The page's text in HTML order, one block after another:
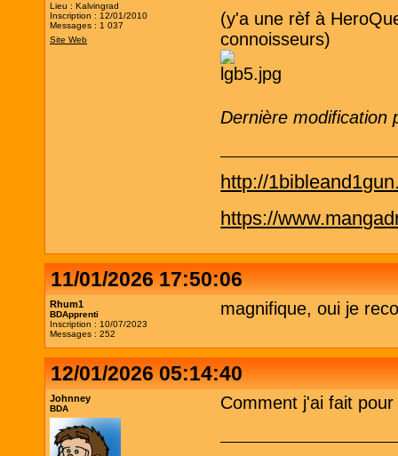
Lieu : Kalvingrad
Inscription : 12/01/2010
Messages : 1 037
Site Web
(y'a une rèf à
connoisseurs)
Dernière modification
http://
https://
11/01/2026 17:50:06
Rhum1
BDApprenti
Inscription : 10/07/2023
Messages : 252
magnifique, oui je
12/01/2026 05:14:40
Johnney
BDA Comment j'ai fait